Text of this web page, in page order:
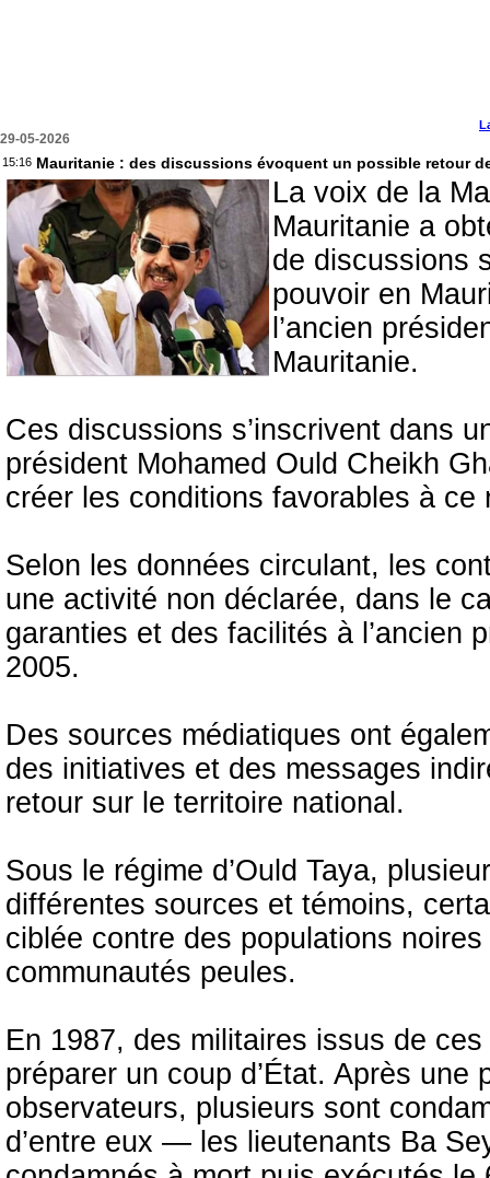
29-05-2026
15:16 Mauritanie : des discussions évoquent un possible retour
La voix de la
Mauritanie a
de discussions
pouvoir en
l’ancien
Mauritanie.
Ces discussions s’inscrivent dans
président Mohamed Ould Cheikh
créer les conditions favorables à ce
Selon les données circulant, les
une activité non déclarée, dans le
garanties et des facilités à l’ancien
2005.
Des sources médiatiques ont
des initiatives et des messages
retour sur le territoire national.
Sous le régime d’Ould Taya,
différentes sources et témoins,
ciblée contre des populations
communautés peules.
En 1987, des militaires issus de
préparer un coup d’État. Après
observateurs, plusieurs sont
d’entre eux — les lieutenants Ba